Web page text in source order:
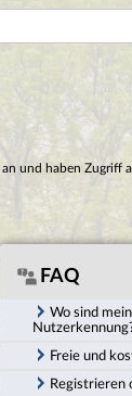
an und haben Zugriff
FAQ
Wo sind
Freie und
Registrieren